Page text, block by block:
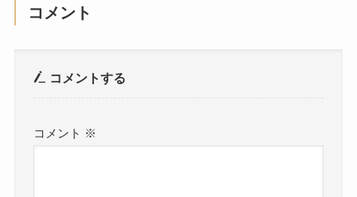
コメント
コメントする
コメント ※